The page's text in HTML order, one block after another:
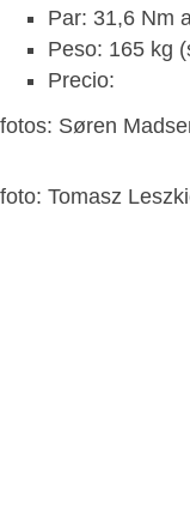
Par: 31,6 Nm
Peso: 165 kg
Precio:
fotos: Søren
foto: Tomasz